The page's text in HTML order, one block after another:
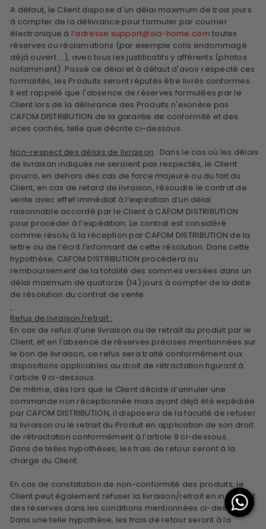
A défaut, le Client dispose d'un délai maximum de trois jours
à compter de la délivrance pour formuler par courrier
électronique à l’adresse support@sia-home.comtoutes
réserves ou réclamations (par exemple colis endommagé
déjà ouvert ...), avec tous les justificatifs y afférents (photos
notamment). Passé ce délai et à défaut d'avoir respecté ces
formalités, les Produits seront réputés être livrés conformes.
Il est rappelé que l'absence de réserves formulées par le
Client lors de la délivrance des Produits n'exonère pas
CAFOM DISTRIBUTION de la garantie de conformité et des
vices cachés, telle que décrite ci-dessous.
Non-respect des délais de livraison : Dans le cas où les délais
de livraison indiqués ne seraient pas respectés, le Client
pourra, en dehors des cas de force majeure ou du fait du
Client, en cas de retard de livraison, résoudre le contrat de
vente avec effet immédiat à l’expiration d’un délai
raisonnable accordé par le Client à CAFOM DISTRIBUTION
pour procéder à l’expédition. Le contrat est considéré
comme résolu à la réception par CAFOM DISTRIBUTION de la
lettre ou de l’écrit l’informant de cette résolution. Dans cette
hypothèse, CAFOM DISTRIBUTION procédera au
remboursement de la totalité des sommes versées dans un
délai maximum de quatorze (14) jours à compter de la date
de résolution du contrat de vente.
Refus de livraison/retrait :
En cas de refus d’une livraison ou de retrait du produit par le
Client, et en l'absence de réserves précises mentionnées sur
le bon de livraison, ce refus sera traité conformément aux
dispositions applicables au droit de rétractation figurant à
l’article 9 ci-dessous.
De même, dès lors que le Client décide d’annuler une
commande non réceptionnée mais ayant déjà été expédiée
par CAFOM DISTRIBUTION, il disposera de la faculté de refuser
la livraison ou le retrait du Produit en application de son droit
de rétractation conformément à l’article 9 ci-dessous.
Dans de telles hypothèses, les frais de retour seront à la
charge du Client.
En cas de constatation de non-conformité des produits, le
Client peut également refuser la livraison/retrait en indiquant
des réserves dans les conditions mentionnées ci-dessus.
Dans une telle hypothèse, les frais de retour seront à la